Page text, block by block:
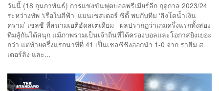
วันนี้ (18 กุมภาพันธ์) การแข่งขันฟุตบอลพรีเมียร์ลีก ฤดูกาล 2023/24
ระหว่างทัพ ‘เรือใบสีฟ้า’ แมนเชสเตอร์ ซิตี้ พบกับทีม ‘สิงโตน้ำเงิน
คราม’ เชลซี ที่สนามเอติฮัดสเตเดียม ผลปรากฏว่าเกมครึ่งแรกทั้งสอง
ทีมสู้กันได้สนุก แม้ภาพรวมเป็นเจ้าถิ่นที่ได้ครองบอลและโอกาสยิงเยอะ
กว่า แต่ท้ายครึ่งแรกนาทีที่ 41 เป็นเชลซีชิงออกนำ 1-0 จาก ราฮีม ส
เตอร์ลิง และ...